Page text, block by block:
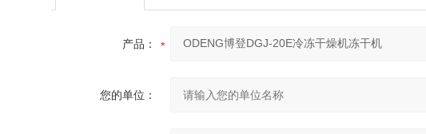
产品：
您的单位：